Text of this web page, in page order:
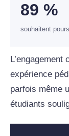
89 %
souhaitent
expérience
parfois même
étudiants